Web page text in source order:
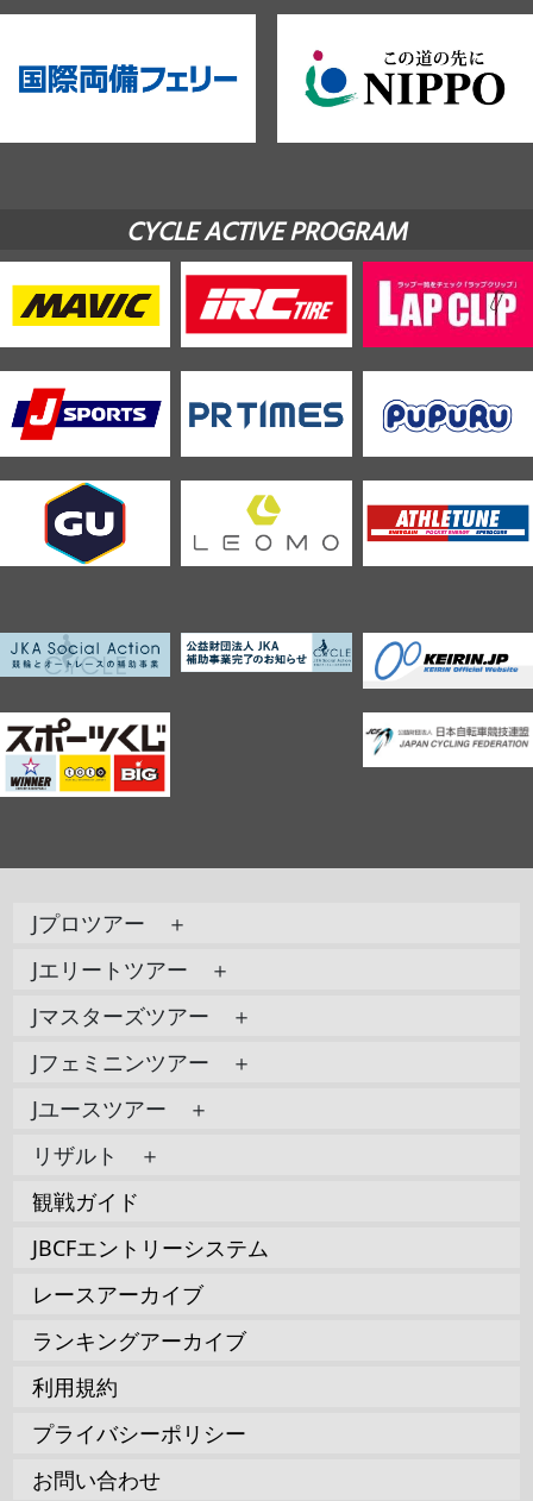
CYCLE ACTIVE PROGRAM
Jプロツアー ＋
Jエリートツアー ＋
Jマスターズツアー ＋
Jフェミニンツアー ＋
Jユースツアー ＋
リザルト ＋
観戦ガイド
JBCFエントリーシステム
レースアーカイブ
ランキングアーカイブ
利用規約
プライバシーポリシー
お問い合わせ